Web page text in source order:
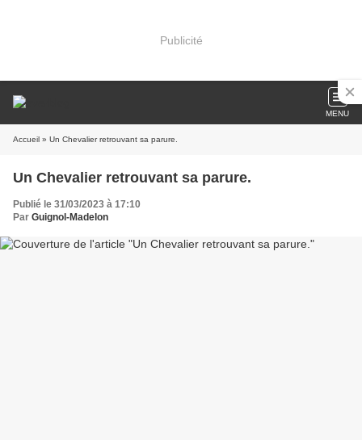
Publicité
MENU
Accueil » Un Chevalier retrouvant sa parure.
Un Chevalier retrouvant sa parure.
Publié le 31/03/2023 à 17:10
Par Guignol-Madelon